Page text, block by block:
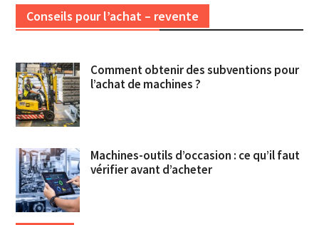
Conseils pour l’achat – revente
Comment obtenir des subventions pour
l’achat de machines ?
Machines-outils d’occasion : ce qu’il faut
vérifier avant d’acheter